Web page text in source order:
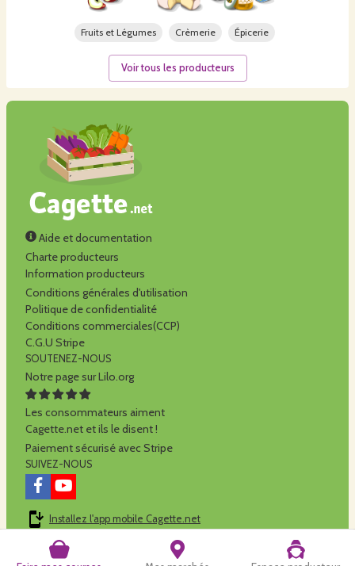
Fruits et Légumes Crèmerie Épicerie
Voir tous les producteurs
Aide et documentation
Charte producteurs
Information producteurs
Conditions générales d'utilisation
Politique de confidentialité
Conditions commerciales(CCP)
C.G.U Stripe
SOUTENEZ-NOUS
Notre page sur Lilo.org
Les consommateurs aiment
Cagette.net et ils le disent !
Paiement sécurisé avec Stripe
SUIVEZ-NOUS
Installez l'app mobile Cagette.net
Cagette.net est réalisé par la SCOP Alilo